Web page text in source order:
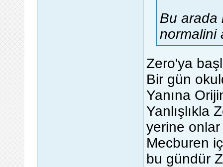
Bu arada
normalini
Zero'ya
Bir gün
Yanına
Yanlışlıkla
yerine
Mecburen
bu gündür